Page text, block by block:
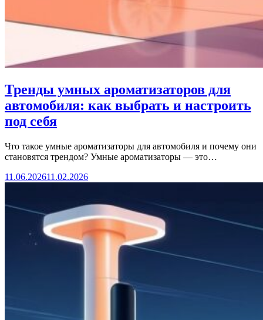
Тренды умных ароматизаторов для
автомобиля: как выбрать и настроить
под себя
Что такое умные ароматизаторы для автомобиля и почему они
становятся трендом? Умные ароматизаторы — это…
11.06.202611.02.2026